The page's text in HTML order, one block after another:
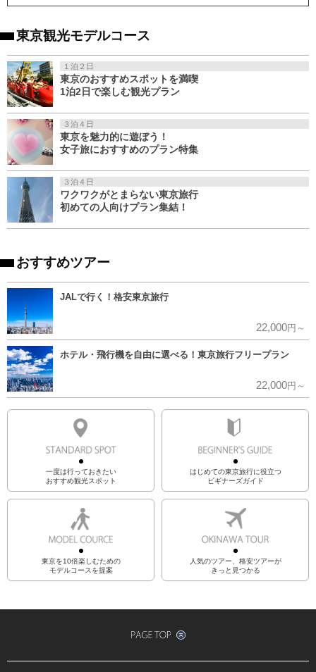
東京観光モデルコース
１泊２日
東京のおすすめスポットを満喫
1泊2日で楽しむ観光プラン
３泊４日
東京を魅力的に遊ぼう！
女子旅におすすめのプラン特集
３泊４日
ワクワクがとまらない東京旅行
初めての人向けプラン集結！
おすすめツアー
JALで行く！格安東京旅行
22,000円～
ホテル・飛行機を自由に選べる！東京旅行フリープラン
22,000円～
一度は行っておきたい
おすすめ観光スポット
はじめての東京旅行に役立つ
ビギナーズガイド
東京を10倍楽しむための
モデルコースを提案
人気のツアー、格安ツアーが
きっと見つかる